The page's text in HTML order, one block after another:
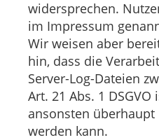
widersprechen.
im Impressum
Wir weisen aber
hin, dass die
Server-Log-Dateien
Art. 21 Abs. 1
ansonsten
werden kann.